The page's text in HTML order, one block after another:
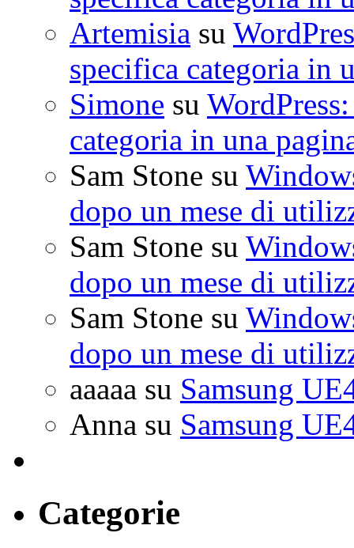
Artemisia su
specifica categoria in
Simone su
categoria in una
Sam Stone su
dopo un mese di
Sam Stone su
dopo un mese di
Sam Stone su
dopo un mese di
aaaaa su Samsung
Anna su Samsung
Categorie